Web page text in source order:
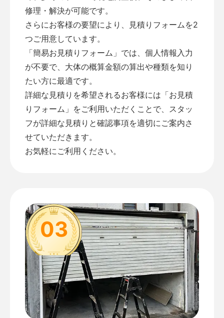
修理・解決が可能です。
さらにお客様の要望により、見積りフォームを2
つご用意しています。
「簡易お見積りフォーム 」では、個人情報入力
が不要で、大体の概算金額の算出や種類を知り
たい方に最適です。
詳細な見積りを希望されるお客様には「お見積
りフォーム 」をご利用いただくことで、スタッ
フが詳細な見積りと確認事項を適切にご案内さ
せていただきます。
お気軽にご利用ください。
03